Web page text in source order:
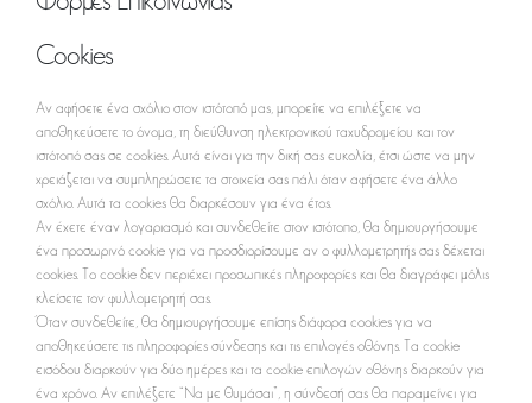
Cookies
Αν αφήσετε ένα σχόλιο στον ιστότοπό μας, μπορείτε να επιλέξετε να
αποθηκεύσετε το όνομα, τη διεύθυνση ηλεκτρονικού ταχυδρομείου και τον
ιστότοπό σας σε cookies. Αυτά είναι για την δική σας ευκολία, έτσι ώστε να μην
χρειάζεται να συμπληρώσετε τα στοιχεία σας πάλι όταν αφήσετε ένα άλλο
σχόλιο. Αυτά τα cookies θα διαρκέσουν για ένα έτος.
Αν έχετε έναν λογαριασμό και συνδεθείτε στον ιστότοπο, θα δημιουργήσουμε
ένα προσωρινό cookie για να προσδιορίσουμε αν ο φυλλομετρητής σας δέχεται
cookies. Το cookie δεν περιέχει προσωπικές πληροφορίες και θα διαγράφει μόλις
κλείσετε τον φυλλομετρητή σας.
Όταν συνδεθείτε, θα δημιουργήσουμε επίσης διάφορα cookies για να
αποθηκεύσετε τις πληροφορίες σύνδεσης και τις επιλογές οθόνης. Τα cookie
εισόδου διαρκούν για δύο ημέρες και τα cookie επιλογών οθόνης διαρκούν για
ένα χρόνο. Αν επιλέξετε “Να με θυμάσαι”, η σύνδεσή σας θα παραμείνει για